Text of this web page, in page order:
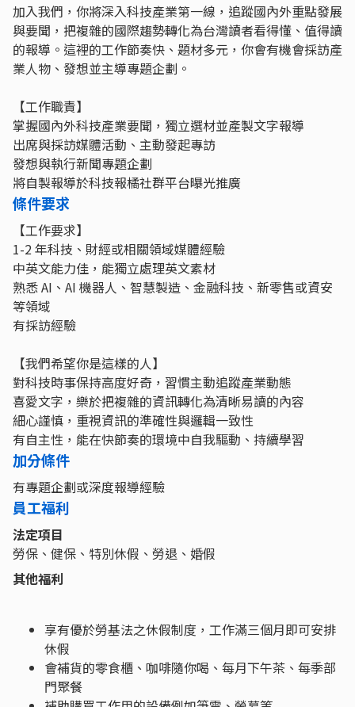
加入我們，你將深入科技產業第一線，追蹤國內外重點發展
與要聞，把複雜的國際趨勢轉化為台灣讀者看得懂、值得讀
的報導。這裡的工作節奏快、題材多元，你會有機會採訪產
業人物、發想並主導專題企劃。
【工作職責】
掌握國內外科技產業要聞，獨立選材並產製文字報導
出席與採訪媒體活動、主動發起專訪
發想與執行新聞專題企劃
將自製報導於科技報橘社群平台曝光推廣
條件要求
【工作要求】
1-2 年科技、財經或相關領域媒體經驗
中英文能力佳，能獨立處理英文素材
熟悉 AI、AI 機器人、智慧製造、金融科技、新零售或資安
等領域
有採訪經驗
【我們希望你是這樣的人】
對科技時事保持高度好奇，習慣主動追蹤產業動態
喜愛文字，樂於把複雜的資訊轉化為清晰易讀的內容
細心謹慎，重視資訊的準確性與邏輯一致性
有自主性，能在快節奏的環境中自我驅動、持續學習
加分條件
有專題企劃或深度報導經驗
員工福利
法定項目
勞保、健保、特別休假、勞退、婚假
其他福利
享有優於勞基法之休假制度，工作滿三個月即可安排
休假
會補貨的零食櫃、咖啡隨你喝、每月下午茶、每季部
門聚餐